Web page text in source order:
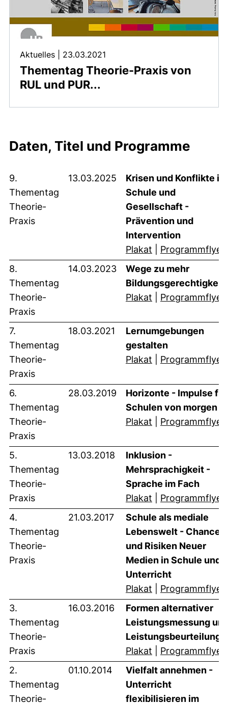
Thementag Theorie-Praxis von
RUL und PUR...
Aktuelles 23.03.2021
Daten, Titel und Programme
9.
Thementag
Theorie-
Praxis
13.03.2025
Krisen und Konflikte in
Schule und
Gesellschaft -
Prävention und
Intervention
Plakat (öffnet neues
Programmflyer
8.
Thementag
Theorie-
Praxis
14.03.2023
Wege zu mehr
Bildungsgerechtigkeit
Plakat (öffnet neues
Programmflyer
7.
Thementag
Theorie-
Praxis
18.03.2021
Lernumgebungen
gestalten
Plakat (öffnet neues
Programmflyer
6.
Thementag
Theorie-
Praxis
28.03.2019
Horizonte - Impulse für
Schulen von morgen
Plakat (öffnet neues
Programmflyer
5.
Thementag
Theorie-
Praxis
13.03.2018
Inklusion -
Mehrsprachigkeit -
Sprache im Fach
Plakat (öffnet neues
Programmflyer
4.
Thementag
Theorie-
Praxis
21.03.2017
Schule als mediale
Lebenswelt - Chancen
und Risiken Neuer
Medien in Schule und
Unterricht
Plakat (öffnet neues
Programmflyer
3.
Thementag
Theorie-
Praxis
16.03.2016
Formen alternativer
Leistungsmessung
Leistungsbeurteilung
Plakat (öffnet neues
Programmflyer
2.
Thementag
Theorie-
01.10.2014
Vielfalt annehmen -
Unterricht
flexibilisieren im